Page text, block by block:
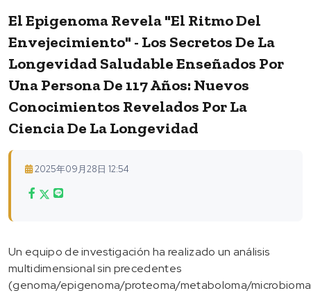
El Epigenoma Revela "el Ritmo Del
Envejecimiento" - Los Secretos De La
Longevidad Saludable Enseñados Por
Una Persona De 117 Años: Nuevos
Conocimientos Revelados Por La
Ciencia De La Longevidad
2025年09月28日 12:54
Un equipo de investigación ha realizado un análisis
multidimensional sin precedentes
(genoma/epigenoma/proteoma/metaboloma/